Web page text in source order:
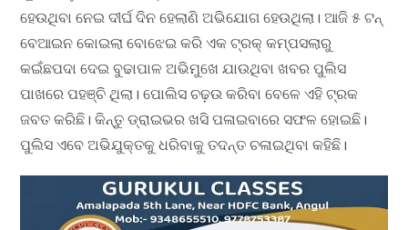
ହେଉଥିବା ନେଇ ଦୀର୍ଘ ଦିନ ହେଲାଣି ଅଭିଯୋଗ ହେଉଥିଲା। ଆଜି ୫ ଟନ୍‌
ବେଆଇନ କୋଇଲା ବୋଝେଇ କରି ଏକ ଟ୍ରକ୍ କମ୍ପସଲାରୁ
କଇଁଛପଦା ଦେଇ ବୁଢାପାଳ ଅଭିମୁଖେ ଯାଉଥିବା ଖବର ପୁଲିସ
ପାଖରେ ପହଞ୍ଚି ଥିଲା। ପୋଲିସ ଚଢ଼ଉ କରିବା ବେଳେ ଏହି ଟ୍ରକ
ଜବତ କରିଛି। କିନ୍ତୁ ଡ୍ରାଇଭର ଖସି ପଳାଇବାରେ ସଫଳ ହୋଇଛି।
ପୁଲିସ ଏବେ ଅଭିଯୁକ୍ତକୁ ଧରିବାକୁ ତଦନ୍ତ ଚଳାଇଥିବା କହିଛି।